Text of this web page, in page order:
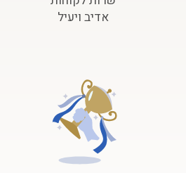
אדיב ויעיל